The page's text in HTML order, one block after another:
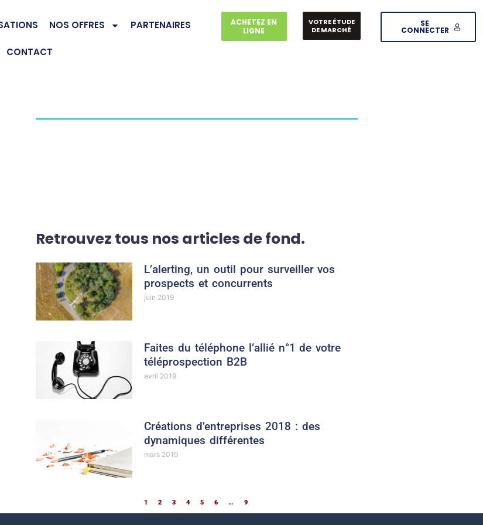
NOS OFFRES PARTENAIRES
CONTACT
ACHETEZ EN
LIGNE
VOTRE ÉTUDE
DE MARCHÉ
SE
CONNECTER
Retrouvez tous nos articles de fond.
L’alerting, un outil pour surveiller vos
prospects et concurrents
juin 2019
Faites du téléphone l’allié n°1 de votre
téléprospection B2B
avril 2019
Créations d’entreprises 2018 : des
dynamiques différentes
mars 2019
1 2 3 4 5 6 … 9